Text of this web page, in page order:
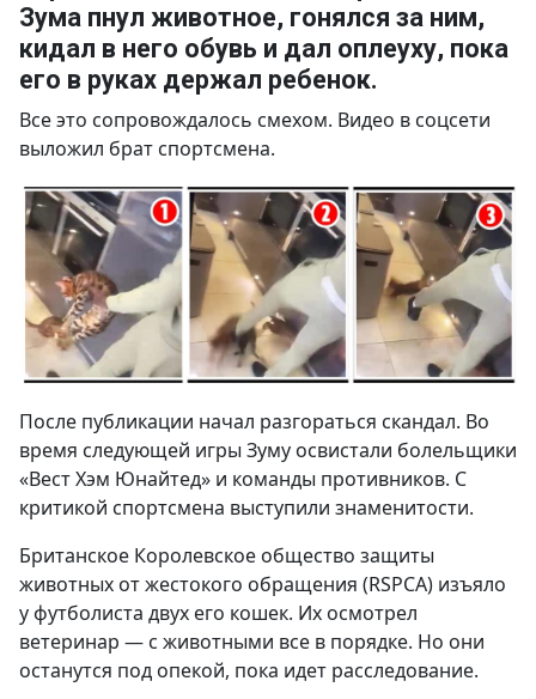
Зума пнул животное, гонялся за ним,
кидал в него обувь и дал оплеуху, пока
его в руках держал ребенок.
Все это сопровождалось смехом. Видео в соцсети
выложил брат спортсмена.
После публикации начал разгораться скандал. Во
время следующей игры Зуму освистали болельщики
«Вест Хэм Юнайтед» и команды противников. С
критикой спортсмена выступили знаменитости.
Британское Королевское общество защиты
животных от жестокого обращения (RSPCA) изъяло
у футболиста двух его кошек. Их осмотрел
ветеринар — с животными все в порядке. Но они
останутся под опекой, пока идет расследование.